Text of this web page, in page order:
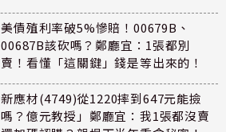
美債殖利率破5%慘賠！00679B、
00687B該砍嗎？鄭廳宜：1張都別
賣！看懂「這關鍵」錢是等出來的！
新應材(4749)從1220摔到647元能撿
嗎？億元教授」鄭廳宜：我1張都沒賣